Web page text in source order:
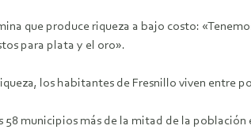
que produce riqueza a bajo costo:
para plata y el oro».
los habitantes de Fresnillo viven entre
58 municipios más de la mitad de la